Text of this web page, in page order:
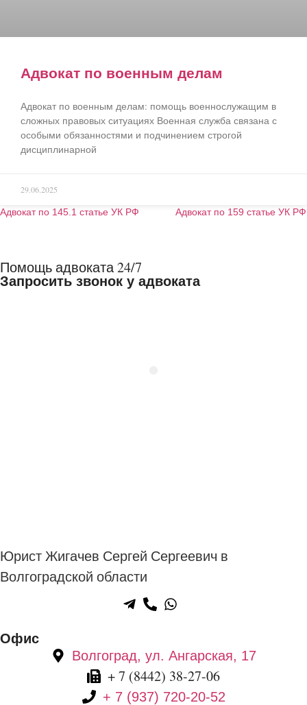
Адвокат по военным делам
Адвокат по военным делам: помощь военнослужащим в
сложных правовых ситуациях Военная служба связана с
особыми обязанностями и подчинением строгой
дисциплинарной
29.06.2025
Адвокат по 145.1 статье УК РФ Адвокат по 159 статье УК РФ
Помощь адвоката 24/7
Запросить звонок у адвоката
Юрист Жигачев Сергей Сергеевич в
Волгоградской области
Офис
Волгоград, ул. Ангарская, 17
+ 7 (8442) 38-27-06
+ 7 (937) 720-20-52